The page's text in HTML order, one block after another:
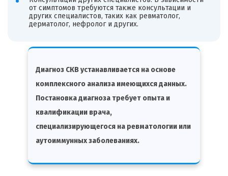
от симптомов требуются также консультации и
других специалистов, таких как ревматолог,
дерматолог, нефролог и других.
Диагноз СКВ устанавливается на основе
комплексного анализа имеющихся данных.
Постановка диагноза требует опыта и
квалификации врача,
специализирующегося на ревматологии или
аутоиммунных заболеваниях.